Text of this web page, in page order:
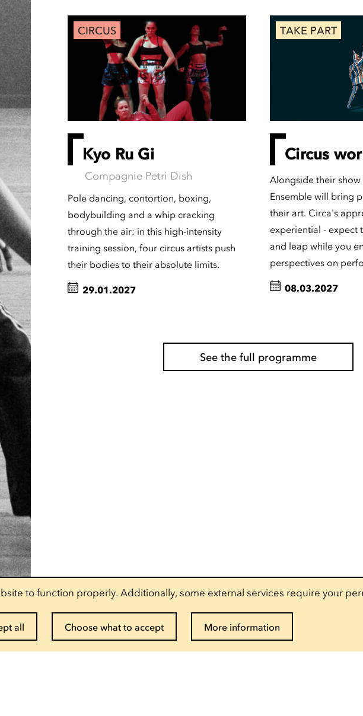
CIRCUS
Kyo Ru Gi
Compagnie Petri Dish
Pole dancing, contortion, boxing,
bodybuilding and a whip cracking
through the air: in this high-intensity
training session, four circus artists push
their bodies to their absolute limits.
29.01.2027
TAKE PART
Circus
Alongside their show
Ensemble will bring
their art. Circa's
experiential - expect
and leap while you
perspectives on
08.03.2027
See the full programme
to function properly. Additionally, some external services require your
all Choose what to accept More information